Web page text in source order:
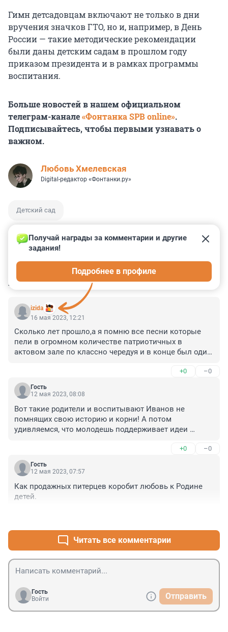
Гимн детсадовцам включают не только в дни
вручения значков ГТО, но и, например, в День
России — такие методические рекомендации
были даны детским садам в прошлом году
приказом президента и в рамках программы
воспитания.
Больше новостей в нашем официальном
телеграм-канале«Фонтанка SPB online».
Подписывайтесь, чтобы первыми узнавать о
важном.
Любовь Хмелевская
Digital-редактор «Фонтанки.ру»
Детский сад
КОММЕНТАРИИ 120
izida
Получай награды за комментарии и другие
задания!
Подробнее в профиле
16 мая 2023, 12:21
Сколько лет прошло,а я помню все песни которые
пели в огромном количестве патриотичных в
актовом зале по классно чередуя и в конце был один
связанных с победой,родиной,трудом и памятью о
поколениях построивших это государство.А сейчас о
чем поют ваши дети,какому постоянному труду
достойный человек у этого растущего поколения и
что стоит во главе мысли у молодежи - деньги или
цель для улучшения процветания страны?
+0 –0
Гость
12 мая 2023, 08:08
Вот такие родители и воспитывают Иванов не
помнящих свою историю и корни! А потом
удивляемся, что молодешь поддерживает идеи
+0 –0
Гость
12 мая 2023, 07:57
Как продажных питерцев коробит любовь к Родине
детей.
Читать все комментарии
Гость
Войти
Отправить